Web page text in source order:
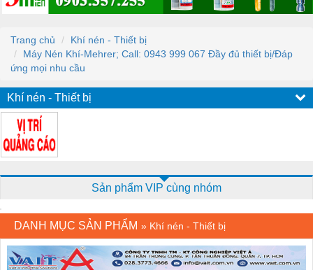
Trang chủ
Khí nén - Thiết bị
Máy Nén Khí-Mehrer; Call: 0943 999 067 Đầy đủ thiết bị/Đáp
ứng mọi nhu cầu
Khí nén - Thiết bị
Sản phẩm VIP cùng nhóm
DANH MỤC SẢN PHẨM » Khí nén - Thiết bị